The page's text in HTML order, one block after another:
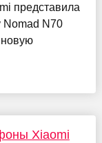
представила
Nomad N70
Xiaomi